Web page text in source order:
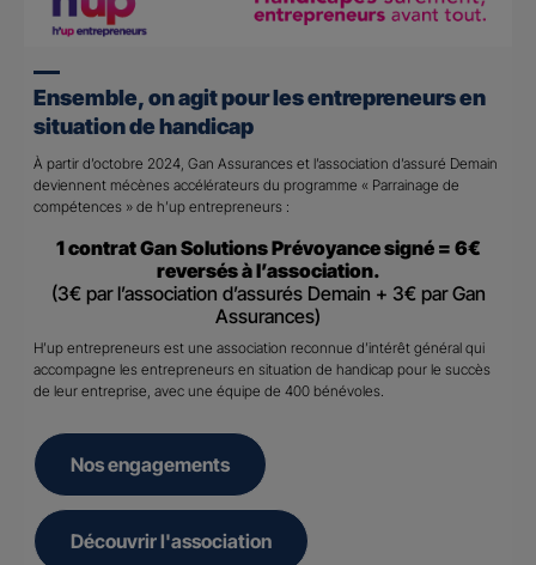
Ensemble, on agit pour les entrepreneurs en
situation de handicap
À partir d’octobre 2024, Gan Assurances et l’association d’assuré Demain
deviennent mécènes accélérateurs du programme « Parrainage de
compétences » de h’up entrepreneurs :
1 contrat Gan Solutions Prévoyance signé = 6€
reversés à l’association.
(3€ par l’association d’assurés Demain + 3€ par Gan
Assurances)
H’up entrepreneurs est une association reconnue d’intérêt général qui
accompagne les entrepreneurs en situation de handicap pour le succès
de leur entreprise, avec une équipe de 400 bénévoles.
Nos engagements
Découvrir l'association